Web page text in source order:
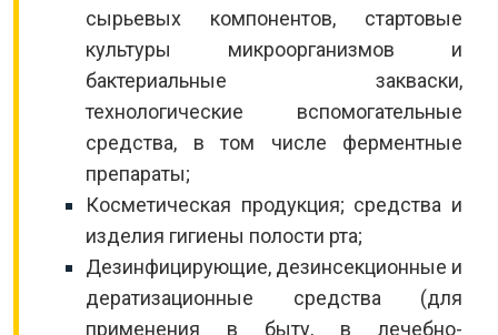
сырьевых компонентов, стартовые
культуры микроорганизмов и
бактериальные закваски,
технологические вспомогательные
средства, в том числе ферментные
препараты;
Косметическая продукция; средства и
изделия гигиены полости рта;
Дезинфицирующие, дезинсекционные и
дератизационные средства (для
применения в быту, в лечебно-